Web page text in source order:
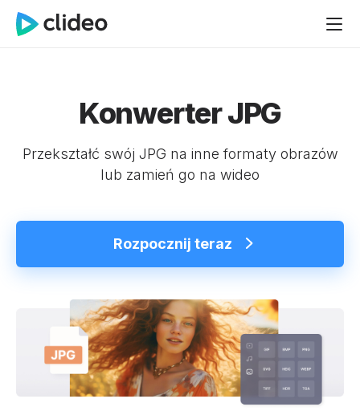
Konwerter JPG
Przekształć swój JPG na inne formaty obrazów
lub zamień go na wideo
Rozpocznij teraz